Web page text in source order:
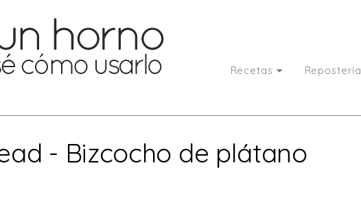
Recetas Repostería
- Bizcocho de plátano